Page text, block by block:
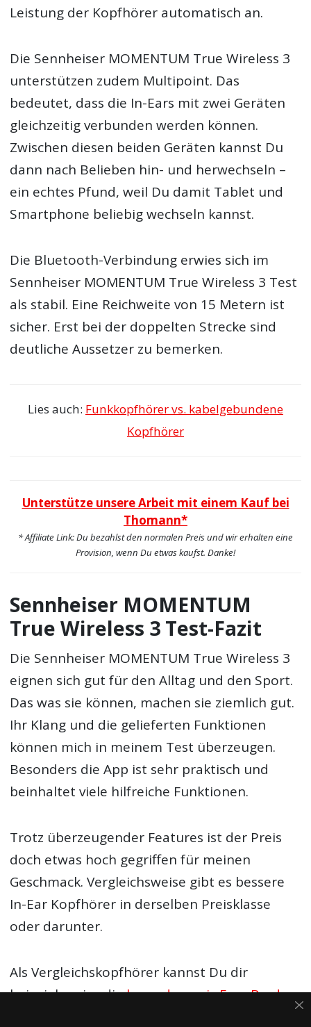
Leistung der Kopfhörer automatisch an.
Die Sennheiser MOMENTUM True Wireless 3
unterstützen zudem Multipoint. Das
bedeutet, dass die In-Ears mit zwei Geräten
gleichzeitig verbunden werden können.
Zwischen diesen beiden Geräten kannst Du
dann nach Belieben hin- und herwechseln –
ein echtes Pfund, weil Du damit Tablet und
Smartphone beliebig wechseln kannst.
Die Bluetooth-Verbindung erwies sich im
Sennheiser MOMENTUM True Wireless 3 Test
als stabil. Eine Reichweite von 15 Metern ist
sicher. Erst bei der doppelten Strecke sind
deutliche Aussetzer zu bemerken.
Lies auch: Funkkopfhörer vs. kabelgebundene
Kopfhörer
Unterstütze unsere Arbeit mit einem Kauf bei
Thomann*
* Affiliate Link: Du bezahlst den normalen Preis und wir erhalten eine
Provision, wenn Du etwas kaufst. Danke!
Sennheiser MOMENTUM
True Wireless 3 Test-Fazit
Die Sennheiser MOMENTUM True Wireless 3
eignen sich gut für den Alltag und den Sport.
Das was sie können, machen sie ziemlich gut.
Ihr Klang und die gelieferten Funktionen
können mich in meinem Test überzeugen.
Besonders die App ist sehr praktisch und
beinhaltet viele hilfreiche Funktionen.
Trotz überzeugender Features ist der Preis
doch etwas hoch gegriffen für meinen
Geschmack. Vergleichsweise gibt es bessere
In-Ear Kopfhörer in derselben Preisklasse
oder darunter.
Als Vergleichskopfhörer kannst Du dir
beispielsweise diebeyerdynamic Free Byrd